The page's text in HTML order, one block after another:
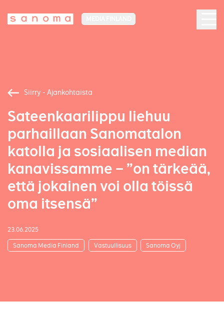
Siirry - Ajankohtaista
Sateenkaarilippu liehuu
parhaillaan Sanomatalon
katolla ja sosiaalisen median
kanavissamme – ”on tärkeää,
että jokainen voi olla töissä
oma itsensä”
23.06.2025
Sanoma Media Finland Vastuullisuus Sanoma Oyj